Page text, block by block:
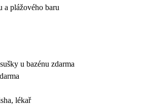
a plážového baru
u bazénu zdarma
lékař